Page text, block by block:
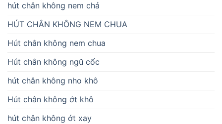
hút chân không nem chả
HÚT CHÂN KHÔNG NEM CHUA
Hút chân không nem chua
Hút chân không ngũ cốc
hút chân không nho khô
Hút chân không ớt khô
hút chân không ớt xay